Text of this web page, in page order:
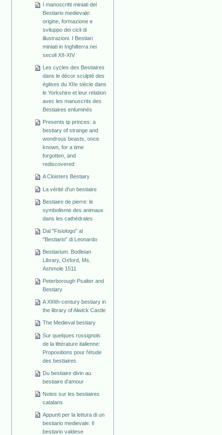
I manoscritti miniati del
Bestiario medievale:
origine, formazione e
sviluppo dei cicli di
illustrazioni. I Bestiari
miniati in Inghilterra nei
secoli XII-XIV
Les cycles des Bestiaires
dans le décor sculpté des
églises du XIIe siècle dans
le Yorkshire et leur relation
avec les manuscrits des
Bestiaires enluminés
Presents tp princes: a
bestiary of strange and
wondrous beasts, once
known, for a time
forgotten, and
rediscovered
A Cloisters Bestiary
La vérité d'un bestiaire
Bestiaire de pierre: le
symbolisme des animaux
dans les cathédrales
Dal "Fisiologo" al
"Bestiario" di Leonardo
Bestiarium. Bodleian
Library, Oxford, Ms.
Ashmole 1511
Peterborough Psalter and
Bestiary
A XIIIth-century bestiary in
the library of Alwick Castle
The Medieval bestiary
Sur quelques rossignols
de la littérature italienne:
Propositions pour l'étude
des bestiaires
Du bestiaire divin au
bestiaire d'amour
Notes sur les bestiaires
catalans
Appunti per la lettura di un
bestiario medievale. Il
bestiario valdese